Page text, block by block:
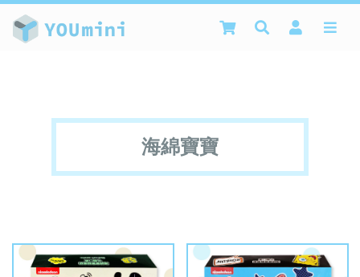
商品介紹 -
海綿寶寶